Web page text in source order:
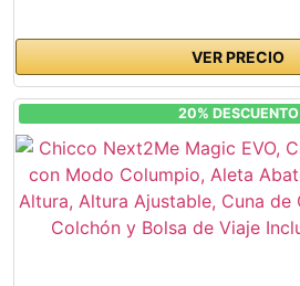
VER PRECIO
20% DESCUENTO